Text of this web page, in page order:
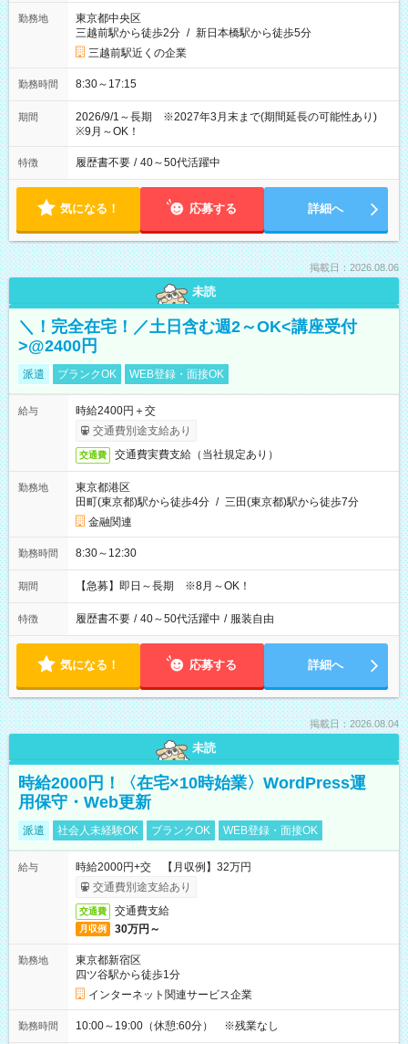
勤務地
東京都中央区
三越前駅から徒歩2分 / 新日本橋駅から徒歩5分
三越前駅近くの企業
勤務時間 8:30～17:15
期間
2026/9/1～長期 ※2027年3月末まで(期間延長の可能性あり)
※9月～OK！
特徴 履歴書不要 / 40～50代活躍中
気になる！ 応募する 詳細へ
掲載日：2026.08.06
未読
＼！完全在宅！／土日含む週2～OK<講座受付
>@2400円
派遣 ブランクOK WEB登録・面接OK
給与
時給2400円＋交
交通費別途支給あり
交通費 交通費実費支給（当社規定あり）
勤務地
東京都港区
田町(東京都)駅から徒歩4分 / 三田(東京都)駅から徒歩7分
金融関連
勤務時間 8:30～12:30
期間 【急募】即日～長期 ※8月～OK！
特徴 履歴書不要 / 40～50代活躍中 / 服装自由
気になる！ 応募する 詳細へ
掲載日：2026.08.04
未読
時給2000円！〈在宅×10時始業〉WordPress運
用保守・Web更新
派遣 社会人未経験OK ブランクOK WEB登録・面接OK
給与
時給2000円+交 【月収例】32万円
交通費別途支給あり
交通費 交通費支給
月収例 30万円～
勤務地
東京都新宿区
四ツ谷駅から徒歩1分
インターネット関連サービス企業
勤務時間 10:00～19:00（休憩:60分） ※残業なし